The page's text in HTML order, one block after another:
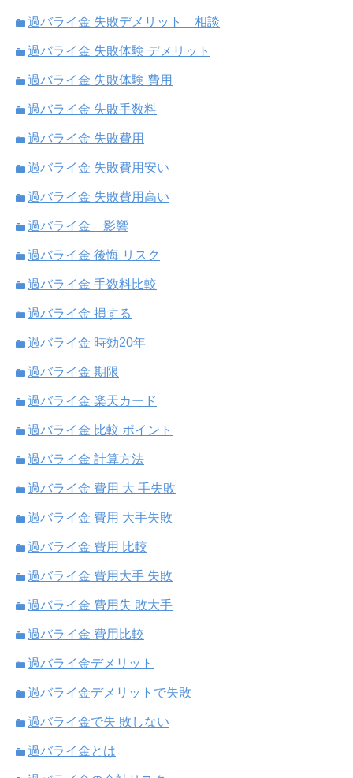
過バライ金 失敗デメリット 相談
過バライ金 失敗体験 デメリット
過バライ金 失敗体験 費用
過バライ金 失敗手数料
過バライ金 失敗費用
過バライ金 失敗費用安い
過バライ金 失敗費用高い
過バライ金 影響
過バライ金 後悔 リスク
過バライ金 手数料比較
過バライ金 損する
過バライ金 時効20年
過バライ金 期限
過バライ金 楽天カード
過バライ金 比較 ポイント
過バライ金 計算方法
過バライ金 費用 大 手失敗
過バライ金 費用 大手失敗
過バライ金 費用 比較
過バライ金 費用大手 失敗
過バライ金 費用失 敗大手
過バライ金 費用比較
過バライ金デメリット
過バライ金デメリットで失敗
過バライ金で失 敗しない
過バライ金とは